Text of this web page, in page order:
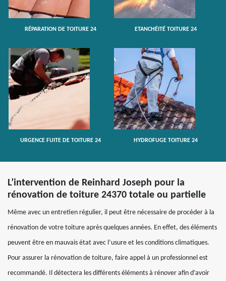
RÉPARATION DE TOITURE 24 ETANCHÉITÉ TOITURE 24
URGENCE FUITE DE TOITURE 24 HYDROFUGE TOITURE 24
L’intervention de Reinhard Joseph pour la
rénovation de toiture 24370 totale ou partielle
Même avec un entretien régulier, il peut être nécessaire de procéder à la
rénovation de votre toiture après quelques années. En effet, des éléments
peuvent être en mauvais état avec l’usure et les conditions climatiques.
Pour assurer la rénovation de toiture, faire appel à un professionnel est
recommandé. Il détectera les différents éléments à rénover afin d’avoir